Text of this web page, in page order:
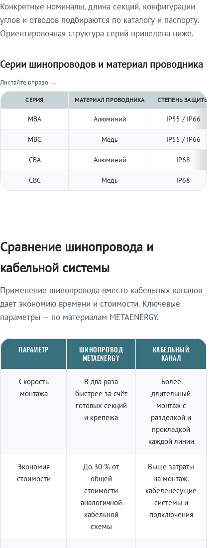
Конкретные номиналы, длина секций, конфигурации
углов и отводов подбираются по каталогу и паспорту.
Ориентировочная структура серий приведена ниже.
Серии шинопроводов и материал проводника
Листайте вправо →
СЕРИЯ МАТЕРИАЛ ПРОВОДНИКА СТЕПЕНЬ ЗАЩИТЫ
МВА Алюминий IP55 / IP66
МВС Медь IP55 / IP66
СВА Алюминий IP68
СВС Медь IP68
Сравнение шинопровода и
кабельной системы
Применение шинопровода вместо кабельных каналов
даёт экономию времени и стоимости. Ключевые
параметры — по материалам METAENERGY.
ПАРАМЕТР
ШИНОПРОВОД
METAENERGY
КАБЕЛЬНЫЙ
КАНАЛ
Скорость
монтажа
В два раза
быстрее за счёт
готовых секций
и крепежа
Более
длительный
монтаж с
разделкой и
прокладкой
каждой линии
Экономия
стоимости
До 30 % от
общей
стоимости
аналогичной
кабельной
схемы
Выше затраты
на монтаж,
кабеленесущие
системы и
подключения